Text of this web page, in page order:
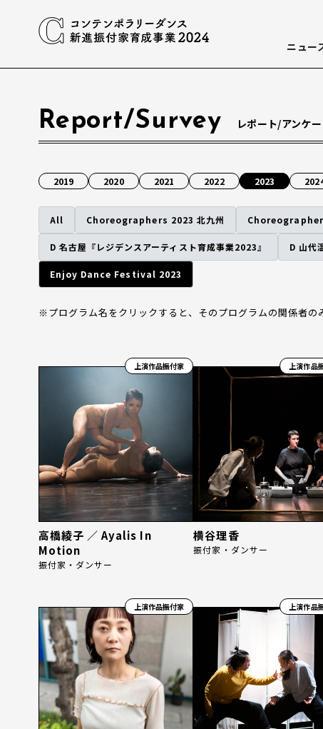
ニュー
Report/Survey レポート/アンケ
2019 2020 2021 2022 2023
All Choreographers 2023 北九州
D 名古屋『レジデンスアーティスト育成事業2023』 D 山代
Enjoy Dance Festival 2023
※プログラム名をクリックすると、そのプログラムの関係者の
上演作品振付家
高橋綾子 ／ Ayalis In
Motion
振付家・ダンサー
上演作品
横谷理香
振付家・ダンサー
上演作品振付家 上演作品